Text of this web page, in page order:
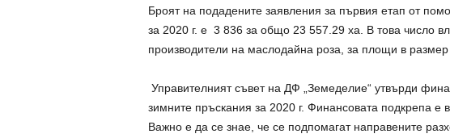
Броят на подадените заявления за първия етап от
за 2020 г. e 3 836 за общо 23 557.29 ха. В това число
производители на маслодайна роза, за площи в размер
Управителният съвет на ДФ „Земеделие“ утвърди
зимните пръскания за 2020 г. Финансовата подкрепа е
Важно е да се знае, че се подпомагат направените